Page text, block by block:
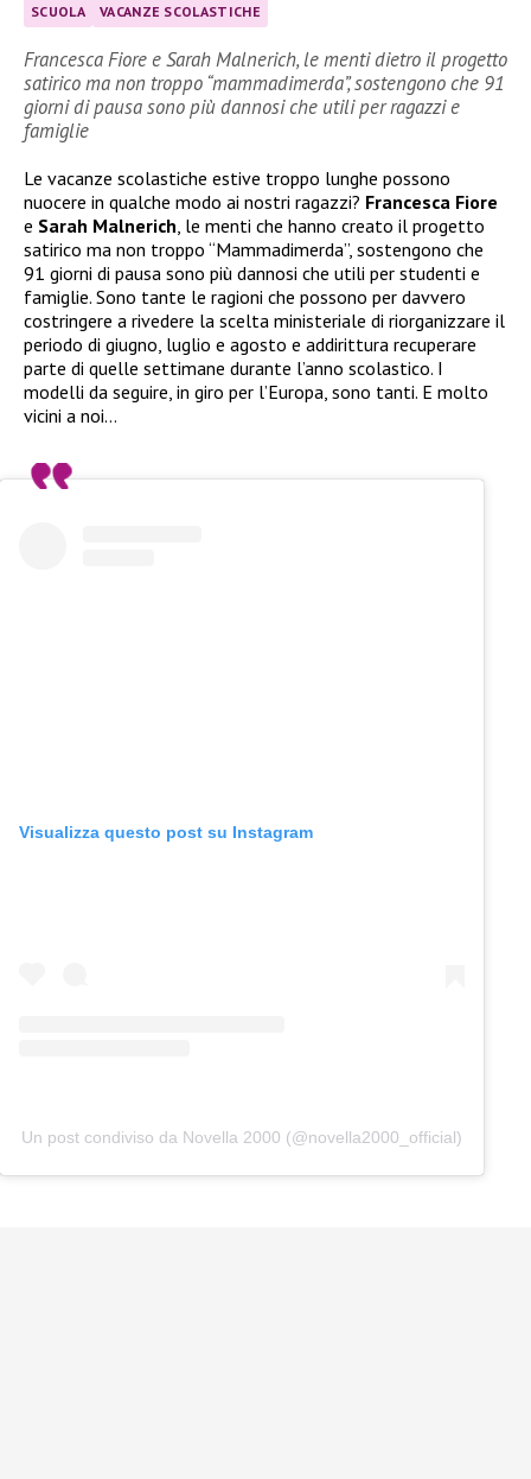
SCUOLA VACANZE SCOLASTICHE
Francesca Fiore e Sarah Malnerich, le menti dietro il progetto
satirico ma non troppo “mammadimerda”, sostengono che 91
giorni di pausa sono più dannosi che utili per ragazzi e
famiglie
Le vacanze scolastiche estive troppo lunghe possono
nuocere in qualche modo ai nostri ragazzi? Francesca Fiore
e Sarah Malnerich , le menti che hanno creato il progetto
satirico ma non troppo “Mammadimerda”, sostengono che
91 giorni di pausa sono più dannosi che utili per studenti e
famiglie. Sono tante le ragioni che possono per davvero
costringere a rivedere la scelta ministeriale di riorganizzare il
periodo di giugno, luglio e agosto e addirittura recuperare
parte di quelle settimane durante l’anno scolastico. I
modelli da seguire, in giro per l’Europa, sono tanti. E molto
vicini a noi…
Visualizza questo post su Instagram
Un post condiviso da Novella 2000 (@novella2000_official)